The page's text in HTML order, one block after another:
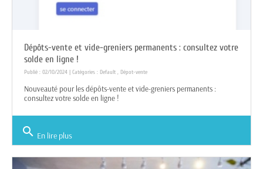
Dépôts-vente et vide-greniers permanents : consultez votre
solde en ligne !
Publié : 02/10/2024 | Catégories : Default , Dépot-vente
Nouveauté pour les dépôts-vente et vide-greniers permanents :
consultez votre solde en ligne !
search En lire plus